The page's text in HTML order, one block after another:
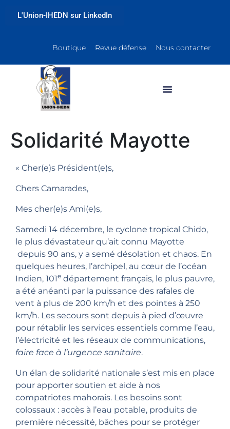
L'Union-IHEDN sur LinkedIn
Boutique Revue défense Nous contacter
Solidarité Mayotte
« Cher(e)s Président(e)s,
Chers Camarades,
Mes cher(e)s Ami(e)s,
Samedi 14 décembre, le cyclone tropical Chido,
le plus dévastateur qu’ait connu Mayotte
depuis 90 ans, y a semé désolation et chaos. En
quelques heures, l’archipel, au cœur de l’océan
Indien, 101e département français, le plus pauvre,
a été anéanti par la puissance des rafales de
vent à plus de 200 km/h et des pointes à 250
km/h. Les secours sont depuis à pied d’œuvre
pour rétablir les services essentiels comme l’eau,
l’électricité et les réseaux de communications,
faire face à l’urgence sanitaire.
Un élan de solidarité nationale s’est mis en place
pour apporter soutien et aide à nos
compatriotes mahorais. Les besoins sont
colossaux : accès à l’eau potable, produits de
première nécessité, bâches pour se protéger